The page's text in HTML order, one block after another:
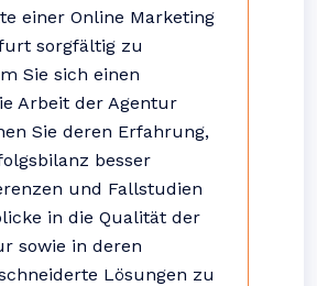
einer Online Marketing
sorgfältig zu
Sie sich einen
Arbeit der Agentur
Sie deren Erfahrung,
besser
und Fallstudien
in die Qualität der
sowie in deren
Lösungen zu